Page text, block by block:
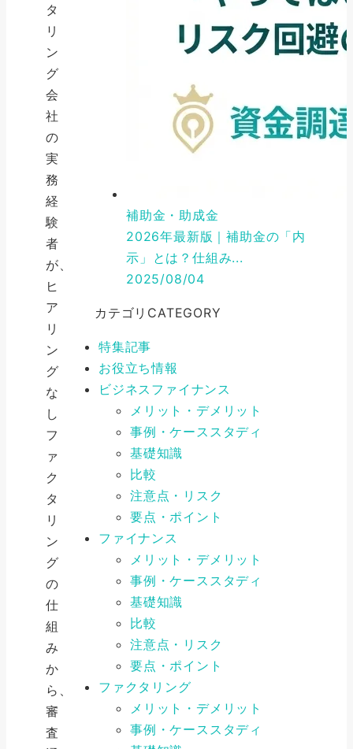
タ
リ
ン
グ
会
社
の
実
務
経
験
者
が、
ヒ
ア
リ
ン
グ
な
し
フ
ァ
ク
タ
リ
ン
グ
の
仕
組
み
か
ら、
審
査
補助金・助成金
2026年最新版｜補助金の「内
示」とは？仕組み...
2025/08/04
カテゴリ CATEGORY
特集記事
お役立ち情報
ビジネスファイナンス
メリット・デメリット
事例・ケーススタディ
基礎知識
比較
注意点・リスク
要点・ポイント
ファイナンス
メリット・デメリット
事例・ケーススタディ
基礎知識
比較
注意点・リスク
要点・ポイント
ファクタリング
メリット・デメリット
事例・ケーススタディ